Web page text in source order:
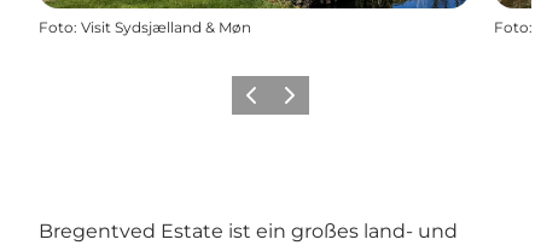
Foto: Visit Sydsjælland & Møn Foto:
ZurückWeiter
Bregentved Estate ist ein großes land- und